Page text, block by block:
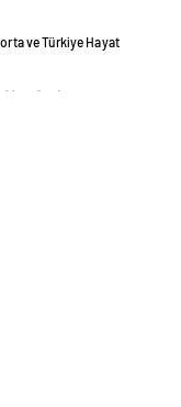
ve Türkiye Hayat